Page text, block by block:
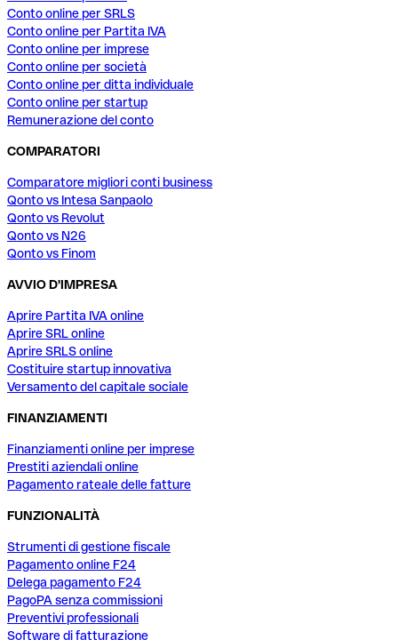
Conto online per SRLS
Conto online per Partita IVA
Conto online per imprese
Conto online per società
Conto online per ditta individuale
Conto online per startup
Remunerazione del conto
COMPARATORI
Comparatore migliori conti business
Qonto vs Intesa Sanpaolo
Qonto vs Revolut
Qonto vs N26
Qonto vs Finom
AVVIO D'IMPRESA
Aprire Partita IVA online
Aprire SRL online
Aprire SRLS online
Costituire startup innovativa
Versamento del capitale sociale
FINANZIAMENTI
Finanziamenti online per imprese
Prestiti aziendali online
Pagamento rateale delle fatture
FUNZIONALITÀ
Strumenti di gestione fiscale
Pagamento online F24
Delega pagamento F24
PagoPA senza commissioni
Preventivi professionali
Software di fatturazione